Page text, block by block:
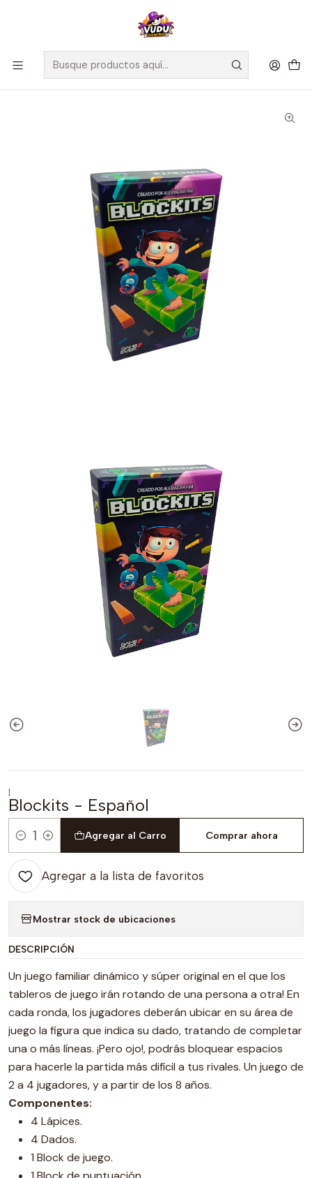
🚀 ¡Despachamos a todo Chile! Envío GRATIS a Regiones sobre
$100.000 y a RM sobre $35.000
Inicio Juegos de Mesa Editorial Salta Pal Lao
Blockits - Español
|
Blockits - Español
Cantidad
Agregar al Carro Comprar ahora
Agregar a la lista de favoritos
Mostrar stock de ubicaciones
DESCRIPCIÓN
Un juego familiar dinámico y súper original en el que los
tableros de juego irán rotando de una persona a otra! En
cada ronda, los jugadores deberán ubicar en su área de
juego la figura que indica su dado, tratando de completar
una o más líneas. ¡Pero ojo!, podrás bloquear espacios
para hacerle la partida más difícil a tus rivales. Un juego de
2 a 4 jugadores, y a partir de los 8 años.
Componentes:
4 Lápices.
4 Dados.
1 Block de juego.